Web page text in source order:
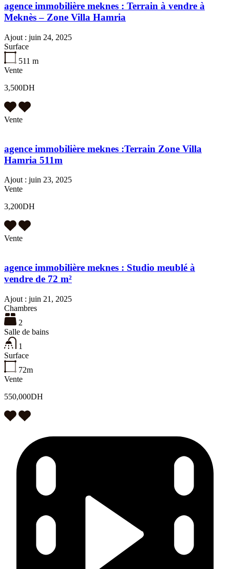
agence immobilière meknes : Terrain à vendre à
Meknès – Zone Villa Hamria
Ajout : juin 24, 2025
Surface
511 m
Vente
3,500DH
Vente
agence immobilière meknes :Terrain Zone Villa
Hamria 511m
Ajout : juin 23, 2025
Vente
3,200DH
Vente
agence immobilière meknes : Studio meublé à
vendre de 72 m²
Ajout : juin 21, 2025
Chambres
2
Salle de bains
1
Surface
72m
Vente
550,000DH